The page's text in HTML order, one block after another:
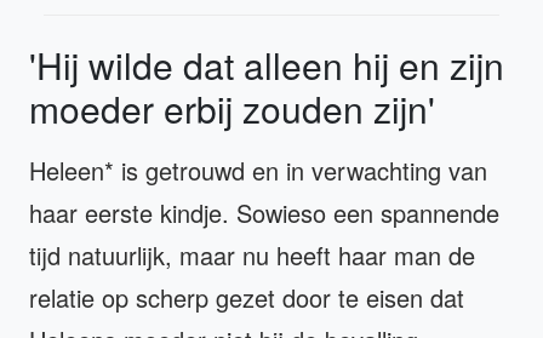
'Hij wilde dat alleen hij en zijn
moeder erbij zouden zijn'
Heleen* is getrouwd en in verwachting van
haar eerste kindje. Sowieso een spannende
tijd natuurlijk, maar nu heeft haar man de
relatie op scherp gezet door te eisen dat